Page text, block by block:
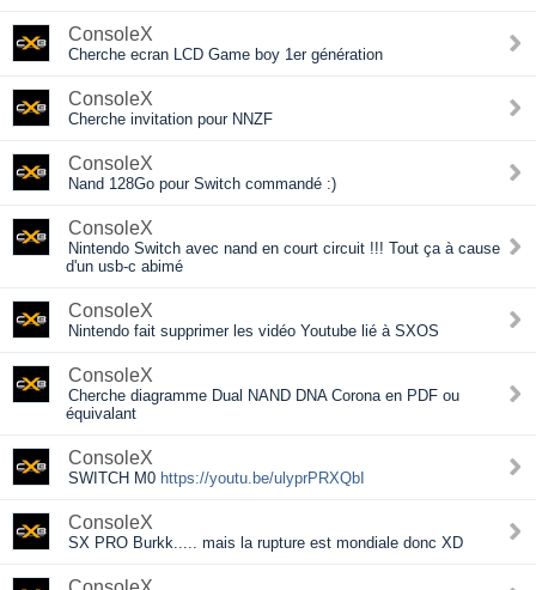
ConsoleX
Cherche ecran LCD Game boy 1er génération
ConsoleX
Cherche invitation pour NNZF
ConsoleX
Nand 128Go pour Switch commandé :)
ConsoleX
Nintendo Switch avec nand en court circuit !!! Tout ça à cause
d'un usb-c abimé
ConsoleX
Nintendo fait supprimer les vidéo Youtube lié à SXOS
ConsoleX
Cherche diagramme Dual NAND DNA Corona en PDF ou
équivalant
ConsoleX
SWITCH M0 https://youtu.be/ulyprPRXQbI
ConsoleX
SX PRO Burkk..... mais la rupture est mondiale donc XD